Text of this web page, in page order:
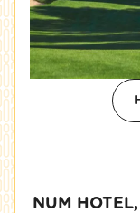
NUM